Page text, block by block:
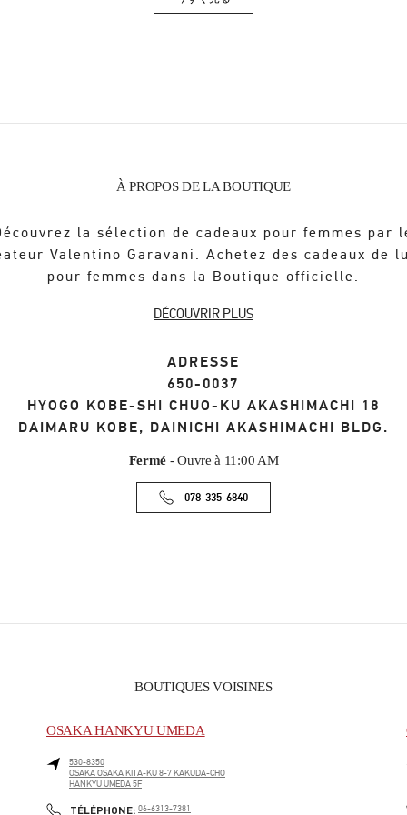
Link Opens in New Tab
À PROPOS DE LA BOUTIQUE
la sélection de cadeaux pour femmes par
Valentino Garavani. Achetez des cadeaux de
pour femmes dans la Boutique officielle.
DÉCOUVRIR PLUS
ADRESSE
650-0037
HYOGO KOBE-SHI CHUO-KU AKASHIMACHI 18
DAIMARU KOBE, DAINICHI AKASHIMACHI BLDG.
Fermé - Ouvre à 11:00 AM
078-335-6840
BOUTIQUES VOISINES
OSAKA HANKYU UMEDA
530-8350
OSAKAOSAKA KITA-KU8-7 KAKUDA-CHO
HANKYU UMEDA 5F
TÉLÉPHONE: PHONE
06-6313-7381